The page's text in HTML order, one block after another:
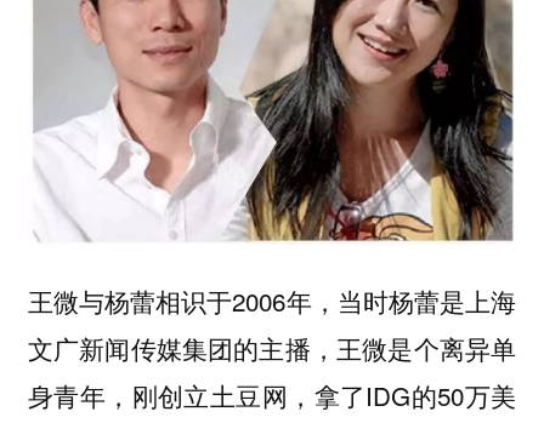
王微与杨蕾相识于2006年，当时杨蕾是上海
文广新闻传媒集团的主播，王微是个离异单
身青年，刚创立土豆网，拿了IDG的50万美